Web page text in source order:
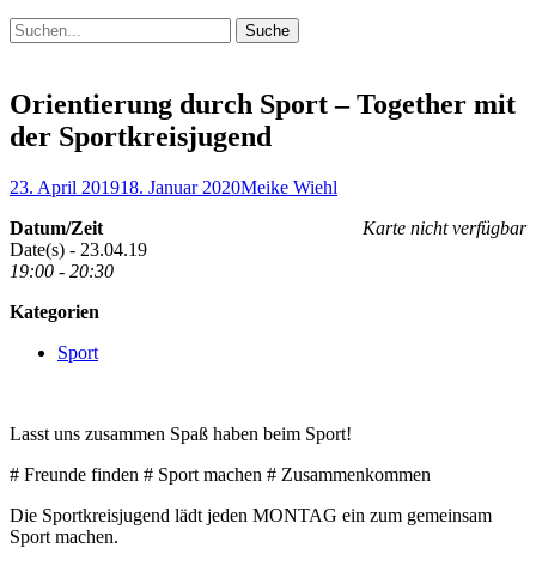
Suchen
Suche
nach:
Orientierung durch Sport – Together mit
der Sportkreisjugend
Posted
23. April 201918. Januar 2020Author
Meike Wiehl
Karte nicht verfügbar
Datum/Zeit
Date(s) - 23.04.19
19:00 - 20:30
Kategorien
Sport
Lasst uns zusammen Spaß haben beim Sport!
# Freunde finden # Sport machen # Zusammenkommen
Die Sportkreisjugend lädt jeden MONTAG ein zum gemeinsam
Sport machen.